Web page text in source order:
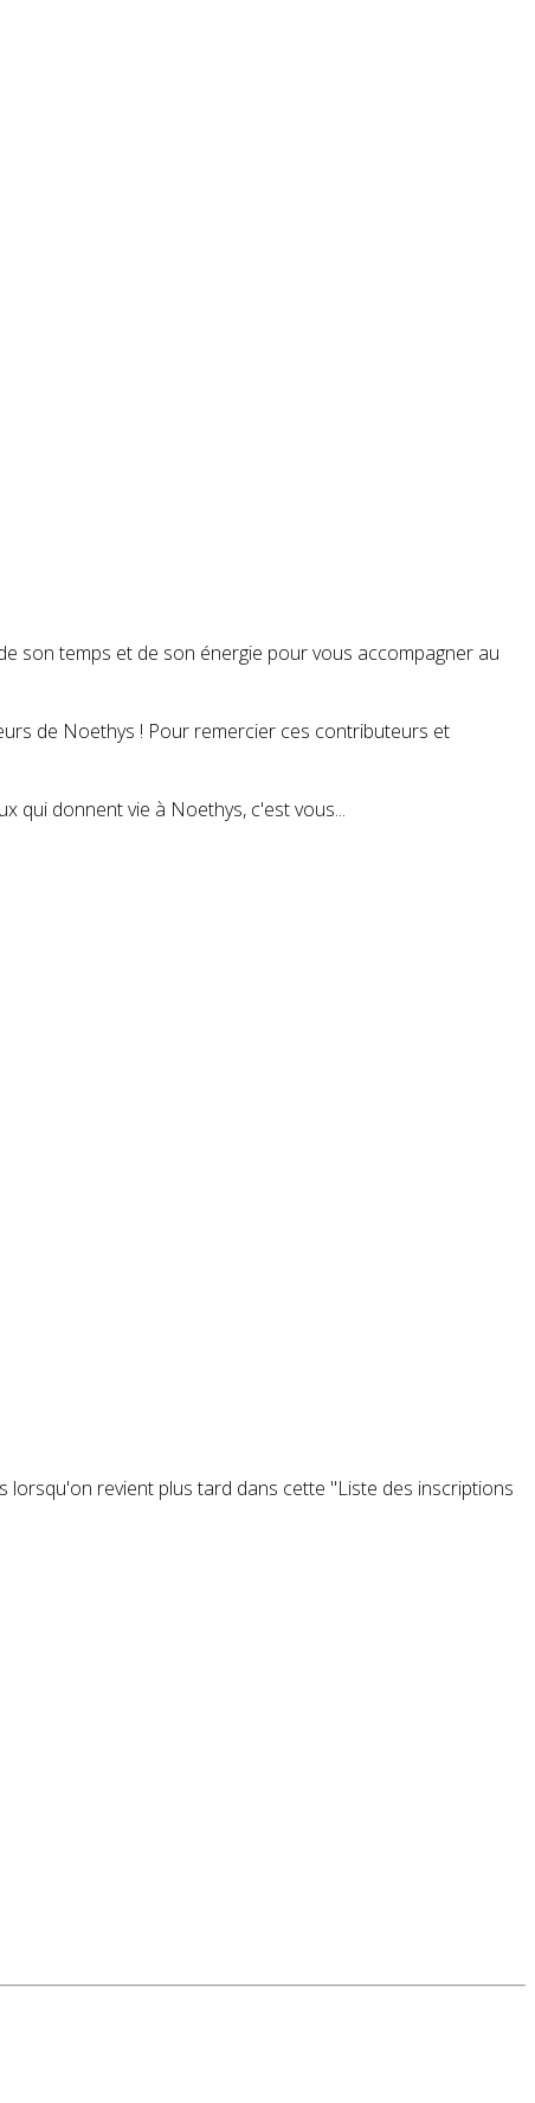
son temps et de son énergie pour vous accompagner au
de Noethys ! Pour remercier ces contributeurs et
qui donnent vie à Noethys, c'est vous...
revient plus tard dans cette "Liste des inscriptions